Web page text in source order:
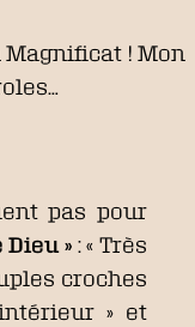
Magnificat ! Mon
pas pour
Dieu » : « Très
croches
» et